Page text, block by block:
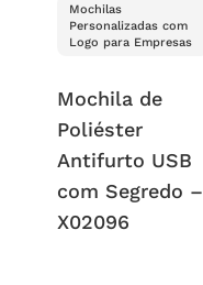
Mochilas
Personalizadas com
Logo para Empresas
Mochila de
Poliéster
Antifurto USB
com Segredo –
X02096